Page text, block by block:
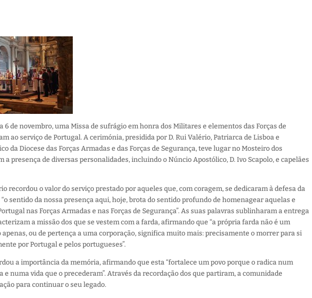
6 de novembro, uma Missa de sufrágio em honra dos Militares e elementos das Forças de
ao serviço de Portugal. A cerimónia, presidida por D. Rui Valério, Patriarca de Lisboa e
da Diocese das Forças Armadas e das Forças de Segurança, teve lugar no Mosteiro dos
a presença de diversas personalidades, incluindo o Núncio Apostólico, D. Ivo Scapolo, e capelães
recordou o valor do serviço prestado por aqueles que, com coragem, se dedicaram à defesa da
sentido da nossa presença aqui, hoje, brota do sentido profundo de homenagear aquelas e
nas Forças Armadas e nas Forças de Segurança”. As suas palavras sublinharam a entrega
a missão dos que se vestem com a farda, afirmando que “a própria farda não é um
ou de pertença a uma corporação, significa muito mais: precisamente o morrer para si
por Portugal e pelos portugueses”.
a importância da memória, afirmando que esta “fortalece um povo porque o radica num
numa vida que o precederam”. Através da recordação dos que partiram, a comunidade
para continuar o seu legado.